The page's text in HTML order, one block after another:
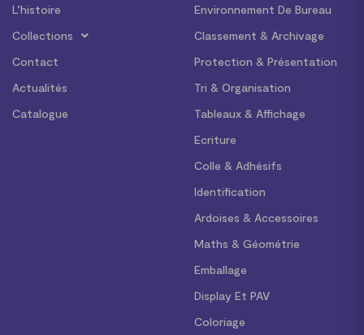
L’histoire
Collections
Contact
Actualités
Catalogue
Environnement De Bureau
Classement & Archivage
Protection & Présentation
Tri & Organisation
Tableaux & Affichage
Ecriture
Colle & Adhésifs
Identification
Ardoises & Accessoires
Maths & Géométrie
Emballage
Display Et PAV
Coloriage